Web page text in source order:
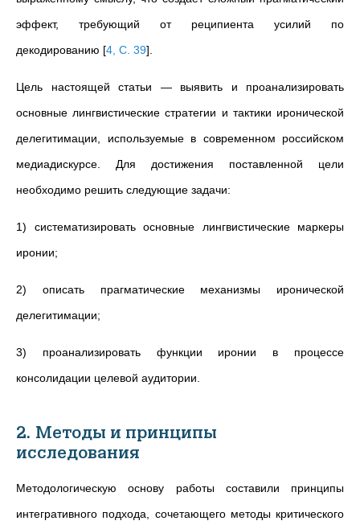
эффект, требующий от реципиента усилий по
декодированию [4, С. 39]
Цель настоящей статьи — выявить и проанализировать
основные лингвистические стратегии и тактики иронической
делегитимации, используемые в современном российском
медиадискурсе. Для достижения поставленной цели
необходимо решить следующие задачи:
1) систематизировать основные лингвистические маркеры
иронии;
2) описать прагматические механизмы иронической
делегитимации;
3) проанализировать функции иронии в процессе
консолидации целевой аудитории.
2. Методы и принципы
исследования
Методологическую основу работы составили принципы
интегративного подхода, сочетающего методы критического